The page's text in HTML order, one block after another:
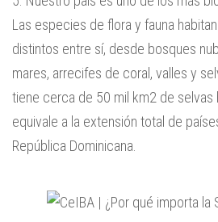
Las especies de flora y fauna
distintos entre sí, desde bosques
mares, arrecifes de coral, valles y
tiene cerca de 50 mil km2 de selvas
equivale a la extensión total de
República Dominicana.